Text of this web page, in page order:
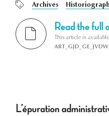
Archives
Read the full
This article is
L’épuration